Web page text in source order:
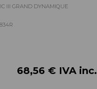
III GRAND DYNAMIQUE
68,56 € IVA inc.